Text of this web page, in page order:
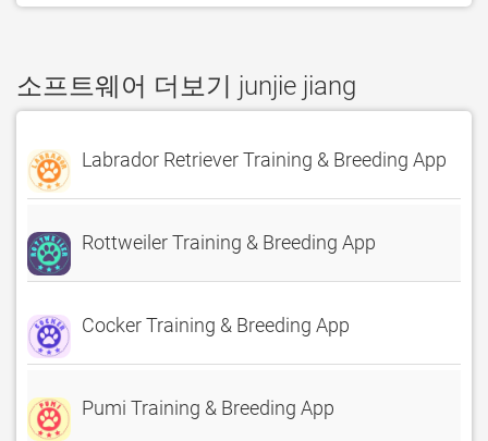
소프트웨어 더보기 junjie jiang
Labrador Retriever Training & Breeding App
Rottweiler Training & Breeding App
Cocker Training & Breeding App
Pumi Training & Breeding App